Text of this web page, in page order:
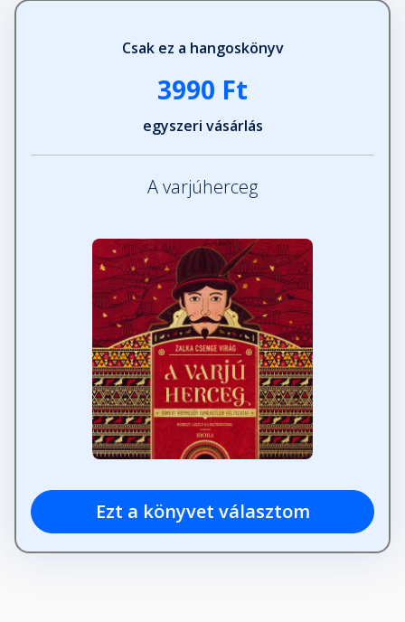
Csak ez a hangoskönyv
3990 Ft
egyszeri vásárlás
A varjúherceg
Ezt a könyvet választom